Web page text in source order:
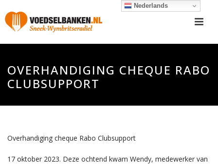
OVERHANDIGING CHEQUE RABO
CLUBSUPPORT
Overhandiging cheque Rabo Clubsupport
17 oktober 2023. Deze ochtend kwam Wendy, medewerker van
Nederlands